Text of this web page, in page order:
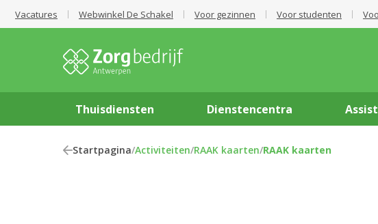
Vacatures Webwinkel De Schakel Voor gezinnen Voor studenten
Thuisdiensten Dienstencentra
Startpagina/Activiteiten/RAAK kaarten/RAAK kaarten